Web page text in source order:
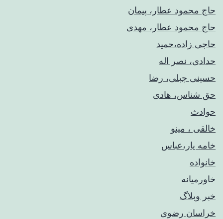
حاج محمود عطار، پیمان
حاج محمود عطار، مهدی
حاجی زاده،حمید
حدادی، نصر اله
حسینی جبلی، رضا
حق شناس، هادی
حوادث
خالقی ، مینو
خامه یار،عباس
خانواده
خاورمیانه
خبر وبلاگ
خراسان رضوی